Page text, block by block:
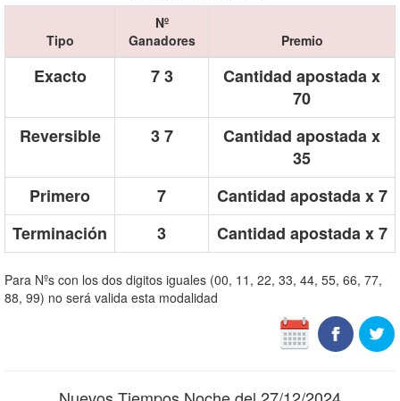
Tipo
Nº
Ganadores
Premio
Exacto 7 3
Cantidad apostada x
70
Reversible
3 7
Cantidad apostada x
35
Primero
7
Cantidad apostada x 7
Terminación
3 Cantidad apostada x 7
Para Nºs con los dos digitos iguales (00, 11, 22, 33, 44, 55, 66, 77,
88, 99) no será valida esta modalidad